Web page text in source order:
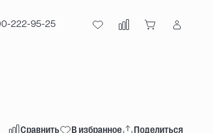
222-95-25
Сравнить В избранное Поделиться